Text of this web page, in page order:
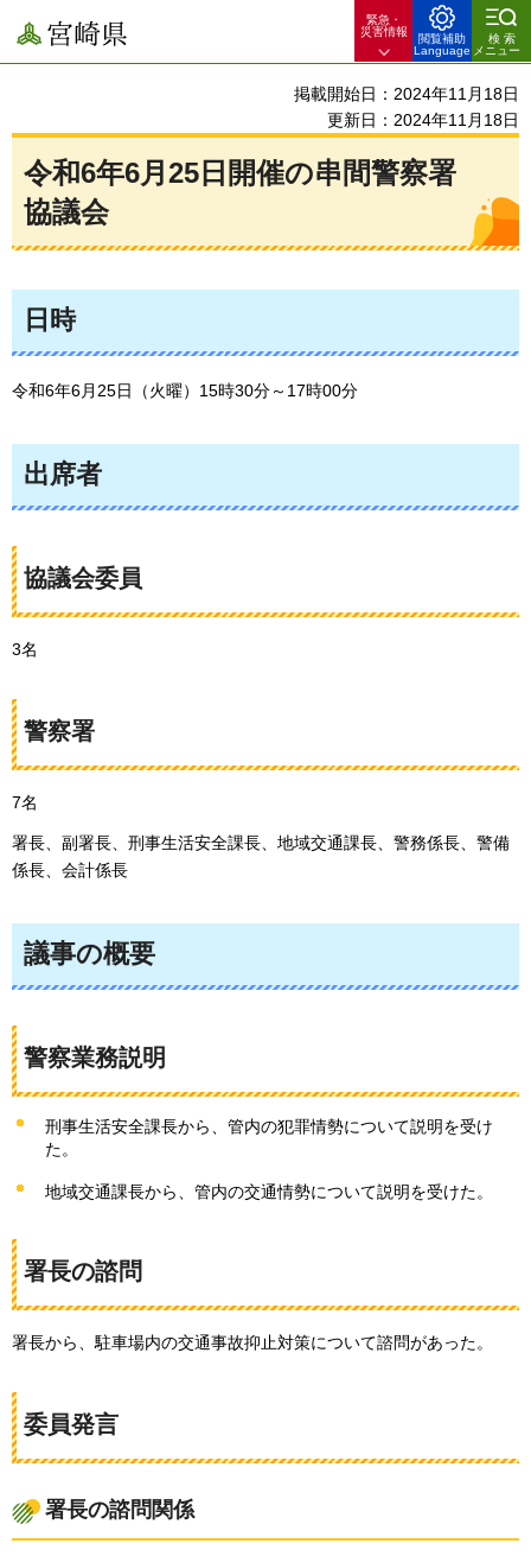
宮崎県
緊急・
災害情報
閲覧補助
Language
検索
メニュー
掲載開始日：2024年11月18日
更新日：2024年11月18日
令和6年6月25日開催の串間警察署
協議会
日時
令和6年6月25日（火曜）15時30分～17時00分
出席者
協議会委員
3名
警察署
7名
署長、副署長、刑事生活安全課長、地域交通課長、警務係長、警備
係長、会計係長
議事の概要
警察業務説明
刑事生活安全課長から、管内の犯罪情勢について説明を受け
た。
地域交通課長から、管内の交通情勢について説明を受けた。
署長の諮問
署長から、駐車場内の交通事故抑止対策について諮問があった。
委員発言
署長の諮問関係